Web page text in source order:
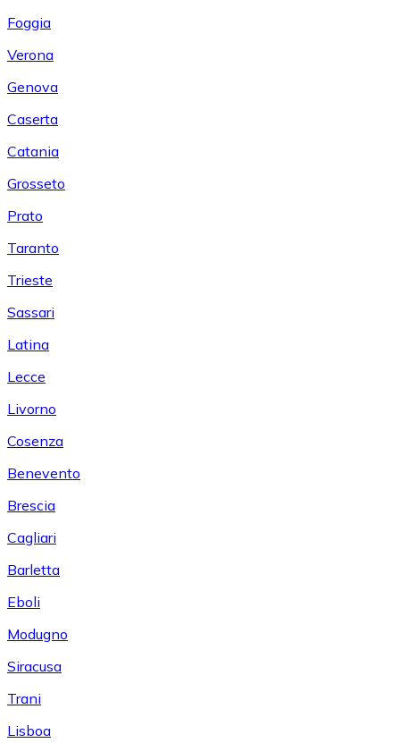
Foggia
Verona
Genova
Caserta
Catania
Grosseto
Prato
Taranto
Trieste
Sassari
Latina
Lecce
Livorno
Cosenza
Benevento
Brescia
Cagliari
Barletta
Eboli
Modugno
Siracusa
Trani
Lisboa